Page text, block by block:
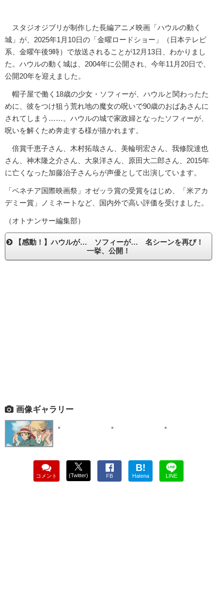
スタジオジブリが制作した長編アニメ映画「ハウルの動く
城」が、2025年1月10日の「金曜ロードショー」（日本テレビ
系、金曜午後9時）で放送されることが12月13日、わかりまし
た。ハウルの動く城は、2004年に公開され、今年11月20日で、
公開20年を迎えました。
帽子屋で働く18歳の少女・ソフィーが、ハウルと関わったた
めに、彼をつけ狙う荒れ地の魔女の呪いで90歳のおばあさんに
されてしまう……。ハウルの城で家政婦となったソフィーが、
呪いを解くため奔走する様が描かれます。
倍賞千恵子さん、木村拓哉さん、美輪明宏さん、我修院達也
さん、神木隆之介さん、大泉洋さん、原田大二郎さん、2015年
に亡くなった加藤治子さんらが声優として出演しています。
「ベネチア国際映画祭」オゼッラ賞の受賞をはじめ、「米アカ
デミー賞」ノミネートなど、国内外で高い評価を受けました。
（オトナンサー編集部）
【感動！】ハウルが… ソフィーが… 名シーンを再び！
一挙、公開！
画像ギャラリー
コメント (Twitter) FB
B!
Hatena LINE